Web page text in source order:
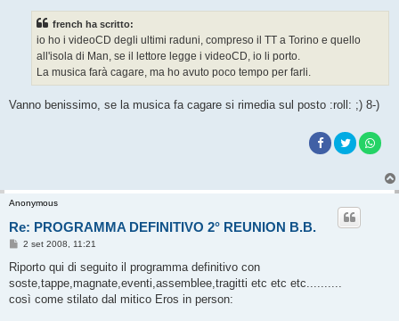
french ha scritto:
io ho i videoCD degli ultimi raduni, compreso il TT a Torino e quello
all'isola di Man, se il lettore legge i videoCD, io li porto.
La musica farà cagare, ma ho avuto poco tempo per farli.
Vanno benissimo, se la musica fa cagare si rimedia sul posto :roll: ;) 8-)
Anonymous
Re: PROGRAMMA DEFINITIVO 2° REUNION B.B.
M
s
s
a
g
2 set 2008, 11:21
Riporto qui di seguito il programma definitivo con
soste,tappe,magnate,eventi,assemblee,tragitti etc etc etc..........
così come stilato dal mitico Eros in person: